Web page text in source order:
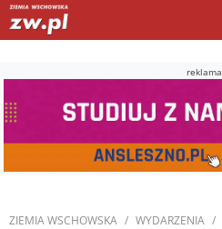
reklama
ZIEMIA WSCHOWSKA WYDARZENIA